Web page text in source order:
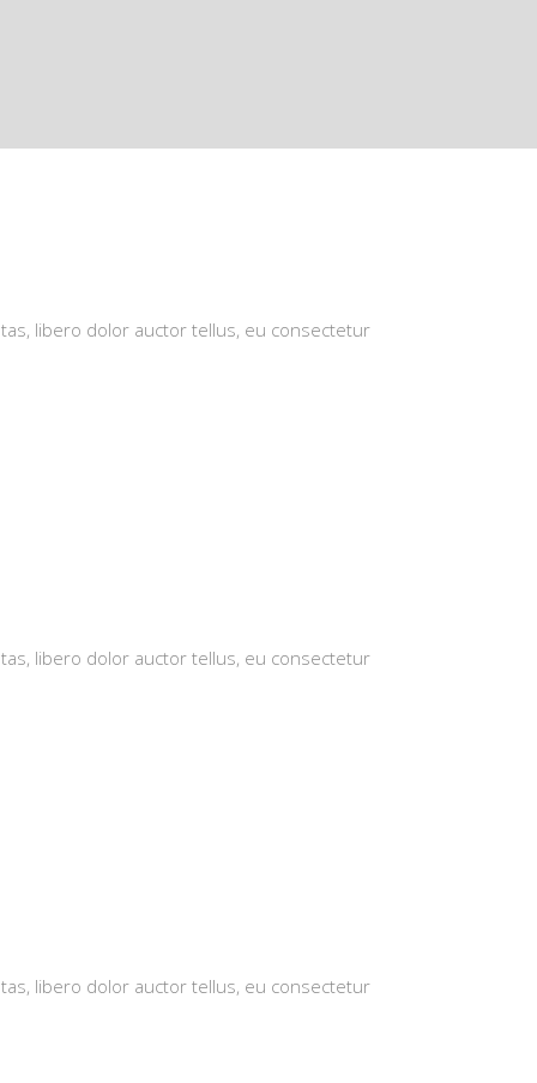
libero dolor auctor tellus, eu consectetur
libero dolor auctor tellus, eu consectetur
libero dolor auctor tellus, eu consectetur